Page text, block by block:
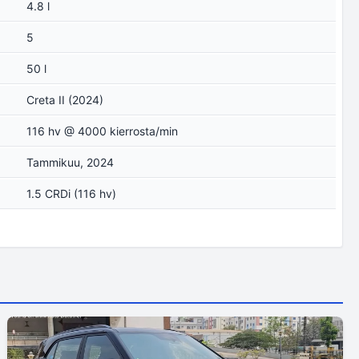
4.8 l
5
50 l
Creta II (2024)
116 hv @ 4000 kierrosta/min
Tammikuu, 2024
1.5 CRDi (116 hv)